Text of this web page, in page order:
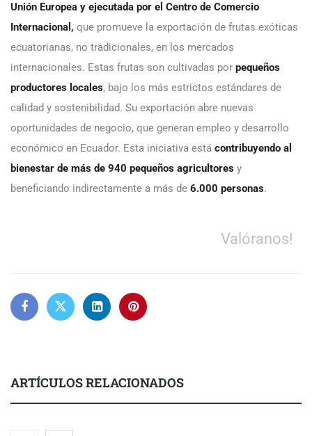
Unión Europea y ejecutada por el Centro de Comercio
Internacional, que promueve la exportación de frutas exóticas
ecuatorianas, no tradicionales, en los mercados
internacionales. Estas frutas son cultivadas por pequeños
productores locales, bajo los más estrictos estándares de
calidad y sostenibilidad. Su exportación abre nuevas
oportunidades de negocio, que generan empleo y desarrollo
económico en Ecuador. Esta iniciativa está contribuyendo al
bienestar de más de 940 pequeños agricultores y
beneficiando indirectamente a más de 6.000 personas.
Valóranos!
ARTÍCULOS RELACIONADOS